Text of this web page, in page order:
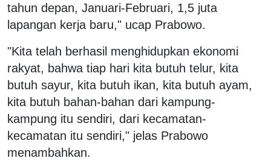
tahun depan, Januari-Februari, 1,5 juta
lapangan kerja baru," ucap Prabowo.
"Kita telah berhasil menghidupkan ekonomi
rakyat, bahwa tiap hari kita butuh telur, kita
butuh sayur, kita butuh ikan, kita butuh ayam,
kita butuh bahan-bahan dari kampung-
kampung itu sendiri, dari kecamatan-
kecamatan itu sendiri," jelas Prabowo
menambahkan.